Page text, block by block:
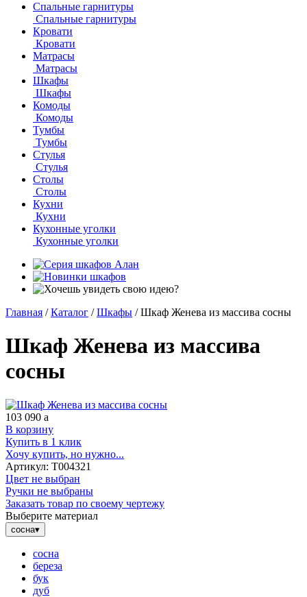
Спальные гарнитуры
Спальные гарнитуры
Кровати
Кровати
Матрасы
Матрасы
Шкафы
Шкафы
Комоды
Комоды
Тумбы
Тумбы
Стулья
Стулья
Столы
Столы
Кухни
Кухни
Кухонные уголки
Кухонные уголки
Главная / Каталог / Шкафы / Шкаф Женева из массива сосны
Шкаф Женева из массива
сосны
103 090 a
В корзину
Купить в 1 клик
Хочу купить, но нужно...
Артикул: Т004321
Цвет не выбран
Ручки не выбраны
Заказать товар по своему чертежу
Выберите материал
сосна▾
сосна
береза
бук
дуб